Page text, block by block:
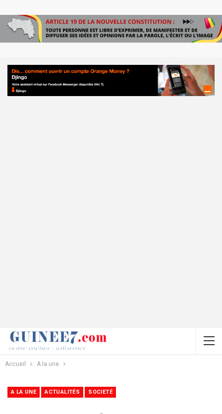
Accueil A la une
A LA UNE ACTUALITÉS SOCIETÉ